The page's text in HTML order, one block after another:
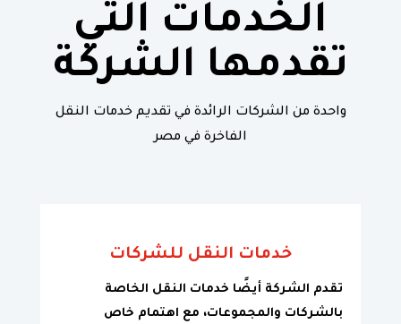
الخدمات التي
تقدمها الشركة
واحدة من الشركات الرائدة في تقديم خدمات النقل
الفاخرة في مصر
خدمات النقل للشركات
تقدم الشركة أيضًا خدمات النقل الخاصة
بالشركات والمجموعات، مع اهتمام خاص